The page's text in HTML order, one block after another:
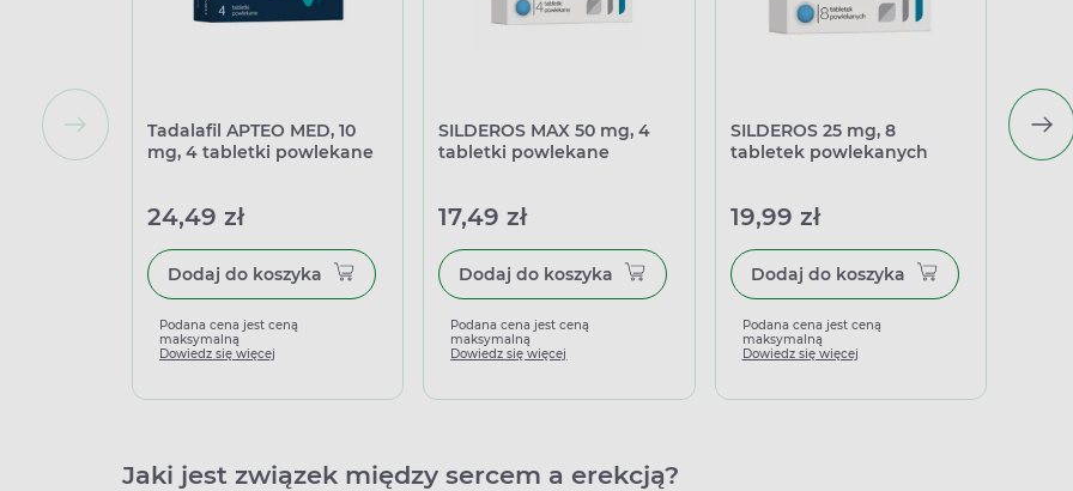
Tadalafil APTEO MED, 10
mg, 4 tabletki powlekane
24,49 zł
Dodaj do koszyka
Podana cena jest ceną
maksymalną
Dowiedz się więcej
SILDEROS MAX 50 mg, 4
tabletki powlekane
17,49 zł
Dodaj do koszyka
Podana cena jest ceną
maksymalną
Dowiedz się więcej
SILDEROS 25 mg, 8
tabletek powlekanych
19,99 zł
Dodaj do koszyka
Podana cena jest ceną
maksymalną
Dowiedz się więcej
Jaki jest związek między sercem a erekcją?